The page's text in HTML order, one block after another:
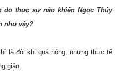
do thực sự nào khiến Ngọc Thúy
như vậy?
là đôi khi quá nóng, nhưng thực tế
giận.